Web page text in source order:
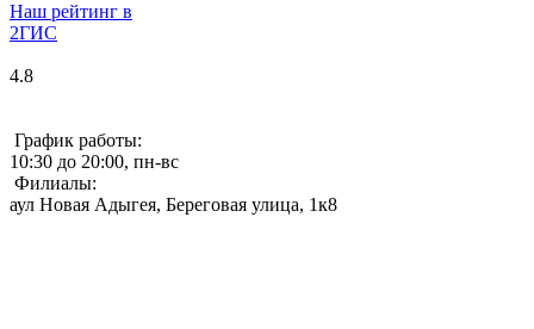
Наш рейтинг в
2ГИС
4.8
График работы:
10:30 до 20:00, пн-вс
Филиалы:
аул Новая Адыгея, Береговая улица, 1к8